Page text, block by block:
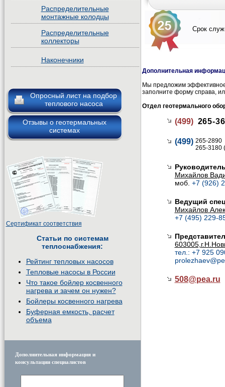
Распределительные
монтажные колодцы
Распределительные
коллекторы
Наконечники
Опросный лист на подбор
теплового насоса
Отзывы о геотермальных
системах
Сертификат соответствия
Статьи по системам
теплоснабжения:
Рейтинг тепловых насосов
Тепловые насосы в России
Что такое бойлер косвенного
нагрева и зачем он нужен?
Бойлеры косвенного нагрева
Буферная емкость, расчет
объема
Дополнительная информация и
консультации специалистов
Срок
Дополнительная
Мы предложим
заполните форму справа,
Отдел геотермального
(499) 265-
(499) 265-2890
265-3180
Михайлов
моб. +7 (926)
Ведущий
Михайлов
+7 (495) 229-
тел.: +7 925
508@pea.ru